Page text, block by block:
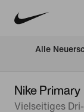
Alle
Nike Primary
Vielseitiges